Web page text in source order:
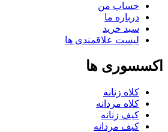
حساب من
درباره ما
سبد خرید
لیست علاقمندی ها
اکسسوری ها
کلاه زنانه
کلاه مردانه
کیف زنانه
کیف مردانه